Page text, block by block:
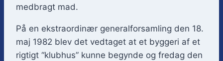
medbragt mad.
På en ekstraordinær generalforsamling den 18.
maj 1982 blev det vedtaget at et byggeri af et
rigtigt “klubhus” kunne begynde og fredag den